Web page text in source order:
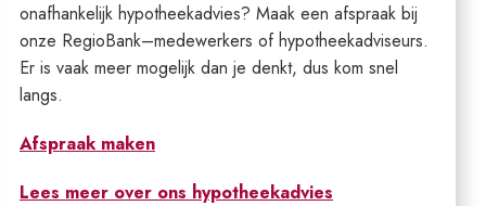
onafhankelijk hypotheekadvies? Maak een afspraak bij
onze RegioBank–medewerkers of hypotheekadviseurs.
Er is vaak meer mogelijk dan je denkt, dus kom snel
langs.
Afspraak maken
Lees meer over ons hypotheekadvies